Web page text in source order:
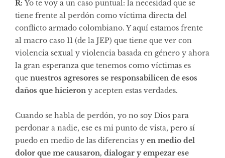
R: Yo te voy a un caso puntual: la necesidad que se
tiene frente al perdón como víctima directa del
conflicto armado colombiano. Y aquí estamos frente
al macro caso 11 (de la JEP) que tiene que ver con
violencia sexual y violencia basada en género y ahora
la gran esperanza que tenemos como víctimas es
que nuestros agresores se responsabilicen de esos
daños que hicieron y acepten estas verdades.
Cuando se habla de perdón, yo no soy Dios para
perdonar a nadie, ese es mi punto de vista, pero sí
puedo en medio de las diferencias y en medio del
dolor que me causaron, dialogar y empezar ese